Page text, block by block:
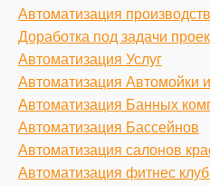
Автоматизация
Доработка под задачи
Автоматизация Услуг
Автоматизация Автомойки
Автоматизация Банных
Автоматизация Бассейнов
Автоматизация салонов
Автоматизация фитнес